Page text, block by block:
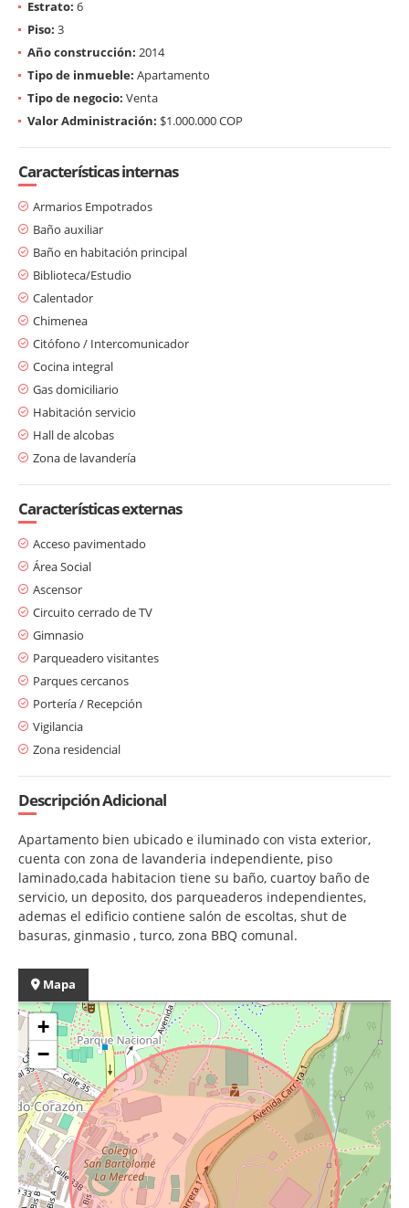
Estrato: 6
Piso: 3
Año construcción: 2014
Tipo de inmueble: Apartamento
Tipo de negocio: Venta
Valor Administración: $1.000.000 COP
Características internas
Armarios Empotrados
Baño auxiliar
Baño en habitación principal
Biblioteca/Estudio
Calentador
Chimenea
Citófono / Intercomunicador
Cocina integral
Gas domiciliario
Habitación servicio
Hall de alcobas
Zona de lavandería
Características externas
Acceso pavimentado
Área Social
Ascensor
Circuito cerrado de TV
Gimnasio
Parqueadero visitantes
Parques cercanos
Portería / Recepción
Vigilancia
Zona residencial
Descripción Adicional
Apartamento bien ubicado e iluminado con vista exterior,
cuenta con zona de lavanderia independiente, piso
laminado,cada habitacion tiene su baño, cuartoy baño de
servicio, un deposito, dos parqueaderos independientes,
ademas el edificio contiene salón de escoltas, shut de
basuras, ginmasio , turco, zona BBQ comunal.
Mapa
+
−